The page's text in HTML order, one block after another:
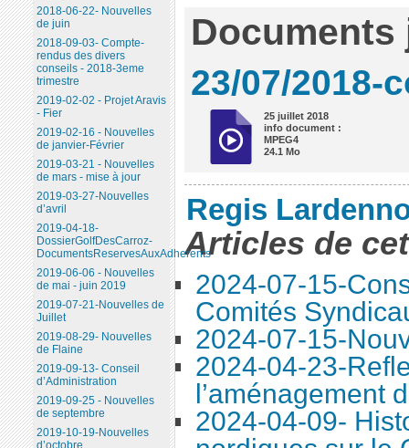
Documents
23/07/2018-
25 juillet 2018
info document :
MPEG4
24.1 Mo
Regis
Articles de
2024-07-15-
Comités
2024-07-15-
2024-04-23-
l’aménagement
2024-04-09-
2018-06-22- Nouvelles
de juin
2018-09-03- Compte-
rendus des divers
conseils - 2018-3eme
trimestre
2019-02-02 - Projet Aravis
- Fier
2019-02-16 - Nouvelles
de janvier-Février
2019-03-21 - Nouvelles
de mars - mise à jour
2019-03-27-Nouvelles
d’avril
2019-04-18-
DossierGolfDesCarroz-
DocumentsReservesAuxAdherents
2019-06-06 - Nouvelles
de mai - juin 2019
2019-07-21-Nouvelles de
Juillet
2019-08-29- Nouvelles
de Flaine
2019-09-13- Conseil
d’Administration
2019-09-25 - Nouvelles
de septembre
2019-10-19-Nouvelles